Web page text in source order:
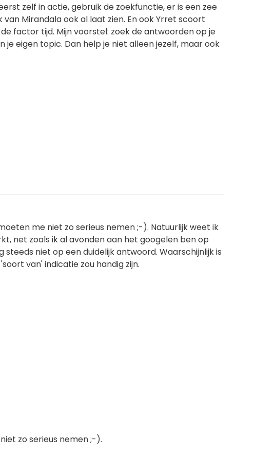
zelf in actie, gebruik de zoekfunctie, er is een zee
Mirandala ook al laat zien. En ook Yrret scoort
factor tijd. Mijn voorstel: zoek de antwoorden op je
je eigen topic. Dan help je niet alleen jezelf, maar ook
me niet zo serieus nemen ;-). Natuurlijk weet ik
net zoals ik al avonden aan het googelen ben op
niet op een duidelijk antwoord. Waarschijnlijk is
van' indicatie zou handig zijn.
zo serieus nemen ;-).